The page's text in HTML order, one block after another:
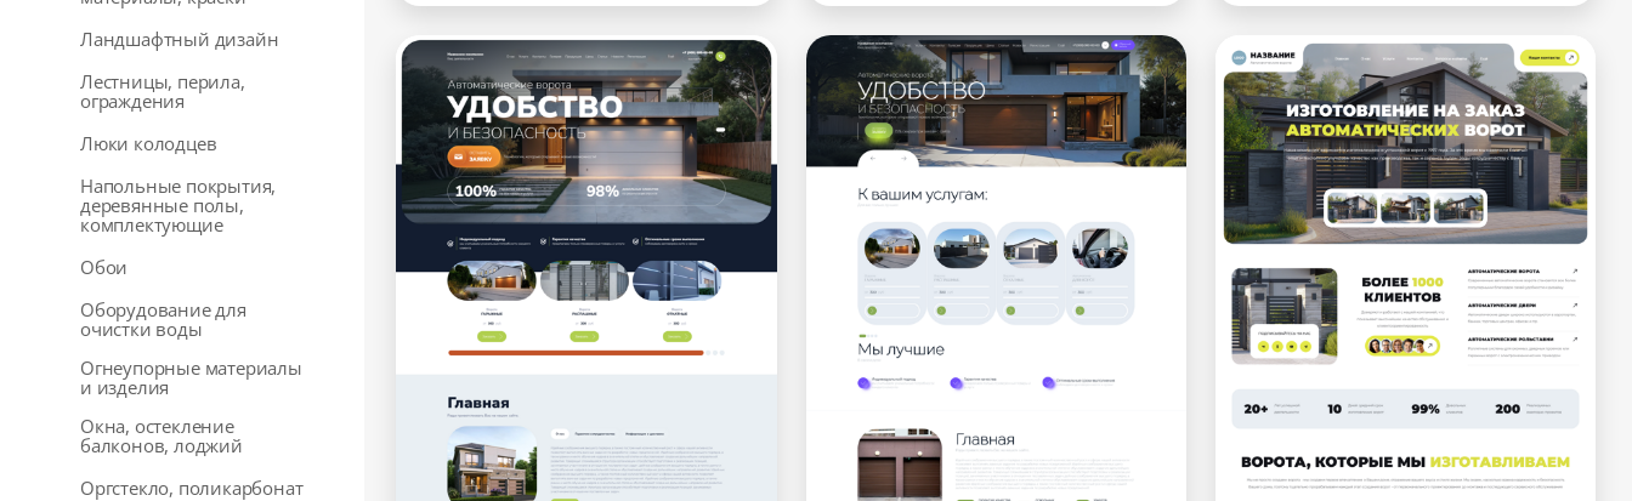
Ландшафтный дизайн
Лестницы, перила,
ограждения
Люки колодцев
Напольные покрытия,
деревянные полы,
комплектующие
Обои
Оборудование для
очистки воды
Огнеупорные материалы
и изделия
Окна, остекление
балконов, лоджий
Оргстекло, поликарбонат